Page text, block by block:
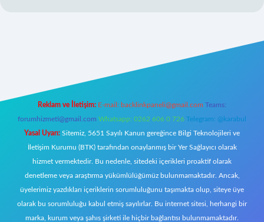
Reklam ve İletişim: E-mail: backlinkpaneli@gmail.com Teams:
forumhizmeti@gmail.com Whatsapp: 0262 606 0 726 Telegram: @karabul
Yasal Uyarı: Sitemiz, 5651 Sayılı Kanun gereğince Bilgi Teknolojileri ve
İletişim Kurumu (BTK) tarafından onaylanmış bir Yer Sağlayıcı olarak
hizmet vermektedir. Bu nedenle, sitedeki içerikleri proaktif olarak
denetleme veya araştırma yükümlülüğümüz bulunmamaktadır. Ancak,
üyelerimiz yazdıkları içeriklerin sorumluluğunu taşımakta olup, siteye üye
olarak bu sorumluluğu kabul etmiş sayılırlar. Bu internet sitesi, herhangi bir
marka, kurum veya şahıs şirketi ile hiçbir bağlantısı bulunmamaktadır.